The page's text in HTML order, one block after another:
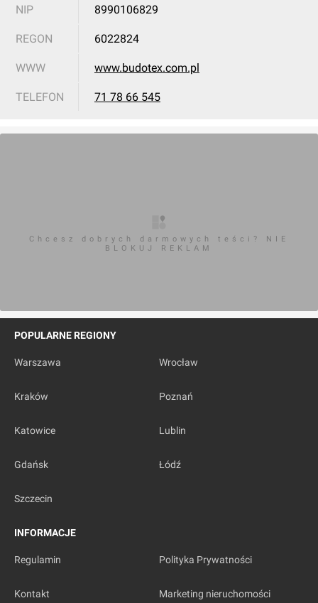
Wrocław
[Wrocław-Krzyki] Apartamenty Krzyki
Wrocław, Opoczyńska
NIP 8990106829
REGON 6022824
WWW www.budotex.com.pl
TELEFON 71 78 66 545
Chcesz dobrych darmowych teści? NIE
BLOKUJ REKLAM
POPULARNE REGIONY
Warszawa Wrocław
Kraków Poznań
Katowice Lublin
Gdańsk Łódź
Szczecin
INFORMACJE
Regulamin Polityka Prywatności
Kontakt Marketing nieruchomości